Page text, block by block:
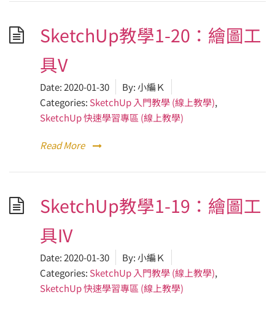
SketchUp教學1-20：繪圖工
具V
Date:2020-01-30 By:小編Ｋ
Categories: SketchUp 入門教學 (線上教學),
SketchUp 快速學習專區 (線上教學)
Read More
SketchUp教學1-19：繪圖工
具IV
Date:2020-01-30 By:小編Ｋ
Categories: SketchUp 入門教學 (線上教學),
SketchUp 快速學習專區 (線上教學)